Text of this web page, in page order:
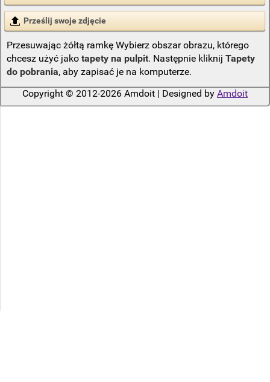
Prześlij swoje zdjęcie
Przesuwając żółtą ramkę Wybierz obszar obrazu, którego
chcesz użyć jako tapety na pulpit. Następnie kliknij Tapety
do pobrania, aby zapisać je na komputerze.
Copyright © 2012-2026 Amdoit | Designed by Amdoit